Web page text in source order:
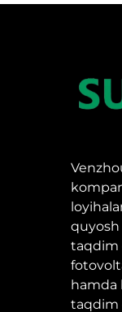
quyosh
taqdim
hamda
taqdim